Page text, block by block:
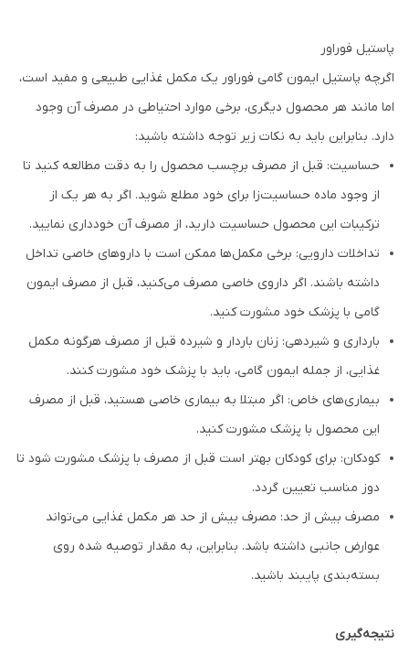
پاستیل فوراور
اگرچه پاستیل ایمون گامی فوراور یک مکمل غذایی طبیعی و مفید است،
اما مانند هر محصول دیگری، برخی موارد احتیاطی در مصرف آن وجود
دارد. بنابراین باید به نکات زیر توجه داشته باشید:
حساسیت: قبل از مصرف برچسب محصول را به دقت مطالعه کنید تا
از وجود ماده حساسیت‌زا برای خود مطلع شوید. اگر به هر یک از
ترکیبات این محصول حساسیت دارید، از مصرف آن خودداری نمایید.
تداخلات دارویی: برخی مکمل‌ها ممکن است با داروهای خاصی تداخل
داشته باشند. اگر داروی خاصی مصرف می‌کنید، قبل از مصرف ایمون
گامی با پزشک خود مشورت کنید.
بارداری و شیردهی: زنان باردار و شیرده قبل از مصرف هرگونه مکمل
غذایی، از جمله ایمون گامی، باید با پزشک خود مشورت کنند.
بیماری‌های خاص: اگر مبتلا به بیماری خاصی هستید، قبل از مصرف
این محصول با پزشک مشورت کنید.
کودکان: برای کودکان بهتر است قبل از مصرف با پزشک مشورت شود تا
دوز مناسب تعیین گردد.
مصرف بیش از حد: مصرف بیش از حد هر مکمل غذایی می‌تواند
عوارض جانبی داشته باشد. بنابراین، به مقدار توصیه شده روی
بسته‌بندی پایبند باشید.
نتیجه‌گیری